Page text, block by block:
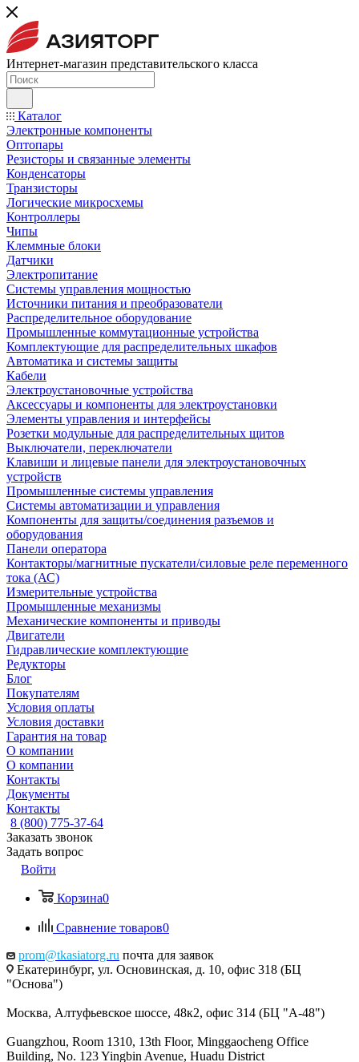
Интернет-магазин представительского класса
Каталог
Электронные компоненты
Оптопары
Резисторы и связанные элементы
Конденсаторы
Транзисторы
Логические микросхемы
Контроллеры
Чипы
Клеммные блоки
Датчики
Электропитание
Системы управления мощностью
Источники питания и преобразователи
Распределительное оборудование
Промышленные коммутационные устройства
Комплектующие для распределительных шкафов
Автоматика и системы защиты
Кабели
Электроустановочные устройства
Аксессуары и компоненты для электроустановки
Элементы управления и интерфейсы
Розетки модульные для распределительных щитов
Выключатели, переключатели
Клавиши и лицевые панели для электроустановочных
устройств
Промышленные системы управления
Системы автоматизации и управления
Компоненты для защиты/соединения разъемов и
оборудования
Панели оператора
Контакторы/магнитные пускатели/силовые реле переменного
тока (АС)
Измерительные устройства
Промышленные механизмы
Механические компоненты и приводы
Двигатели
Гидравлические комплектующие
Редукторы
Блог
Покупателям
Условия оплаты
Условия доставки
Гарантия на товар
О компании
О компании
Контакты
Документы
Контакты
8 (800) 775-37-64
Заказать звонок
Задать вопрос
Войти
Корзина0
Сравнение товаров0
prom@tkasiatorg.ru почта для заявок
Екатеринбург, ул. Основинская, д. 10, офис 318 (БЦ
"Основа")
Москва, Алтуфьевское шоссе, 48к2, офис 314 (БЦ "А-48")
Guangzhou, Room 1310, 13th Floor, Minggaocheng Office
Building, No. 123 Yingbin Avenue, Huadu District